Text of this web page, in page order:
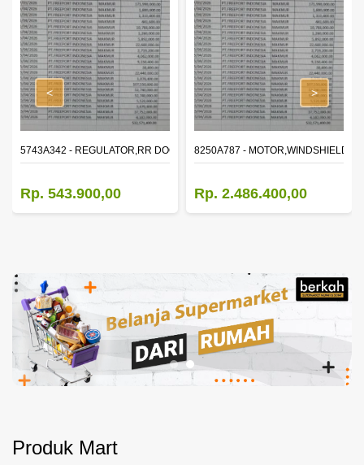
WINDOW,LH
5743A342 - REGULATOR,RR DOOR WINDOW,RH
Rp. 543.900,00
8250A787 - MOTOR,WINDSHIELD
Rp. 2.486.400,00
< >
Produk Mart